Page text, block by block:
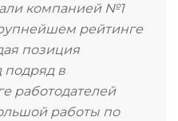
компанией №1
рейтинге
позиция
подряд в
работодателей
работы по